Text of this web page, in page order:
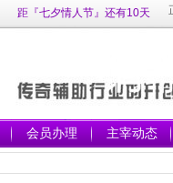
距『七夕情人节』还有10天
会员办理 主宰动态